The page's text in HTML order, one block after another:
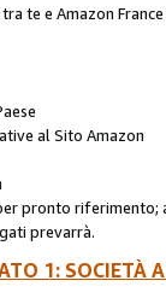
te e Amazon
al Sito Amazon
pronto riferimento;
prevarrà.
1: SOCIETÀ